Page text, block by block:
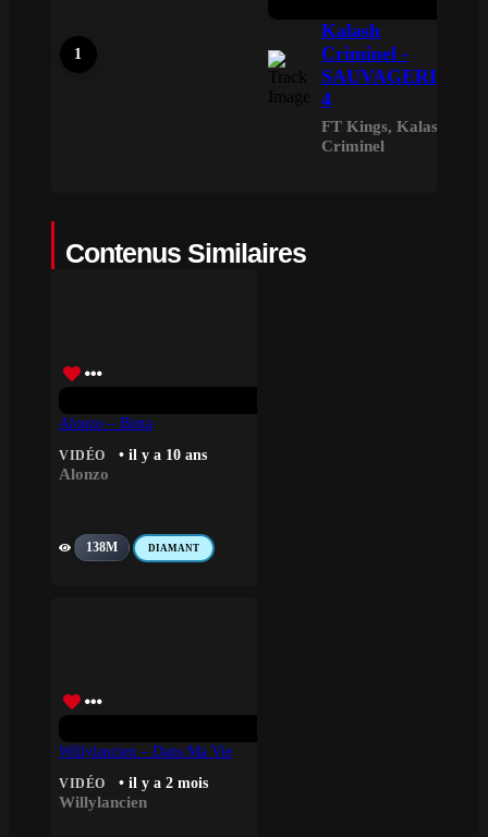
Kalash
Criminel -
SAUVAGERIE
4
FT Kings, Kalash
Criminel
Contenus Similaires
Alonzo – Binta
VIDÉO • il y a 10 ans
Alonzo
138M DIAMANT
Willylancien – Dans Ma Vie
VIDÉO • il y a 2 mois
Willylancien